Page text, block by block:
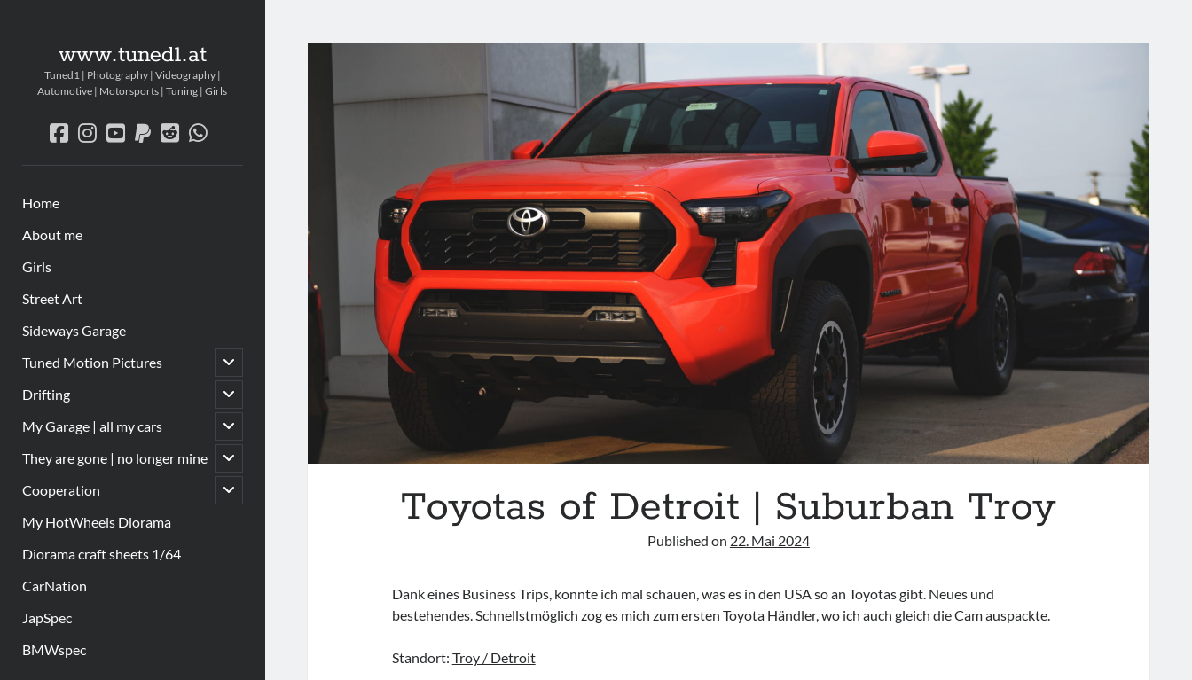
www.tuned1.at
Tuned1 | Photography | Videography |
Automotive | Motorsports | Tuning | Girls
facebook
instagram
youtube
paypal
redditwhatsapp
Home
About me
Girls
Street Art
Sideways Garage
Tuned Motion Pictures
Untermenü
öffnen
Drifting
Untermenü
öffnen
My Garage | all my cars
Untermenü
öffnen
They are gone | no longer mine
Untermenü
öffnen
Cooperation
Untermenü
öffnen
My HotWheels Diorama
Diorama craft sheets 1/64
CarNation
JapSpec
BMWspec
Toyotas of Detroit | Suburban Troy
Published on 22. Mai 2024
Dank eines Business Trips, konnte ich mal schauen, was es in den USA so an Toyotas gibt. Neues und
bestehendes. Schnellstmöglich zog es mich zum ersten Toyota Händler, wo ich auch gleich die Cam auspackte.
Standort: Troy / Detroit